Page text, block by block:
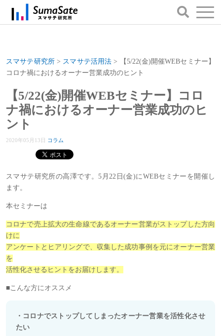
スマサテ研究所> スマサテ活用法 >
【5/22(金)開催WEBセミナー】
コロナ禍におけるオーナー営業成功のヒント
【5/22(金)開催WEBセミナー】コロ
ナ禍におけるオーナー営業成功のヒ
ント
2020年05月13日 コラム
スマサテ研究所の高澤です。5月22日(金)にWEBセミナーを開催し
ます。
本セミナーは
コロナで売上拡大の生命線であるオーナー営業がストップした方向
けに
アンケートとヒアリングで、収集した成功事例を元にオーナー営業
を
活性化させるヒントをお届けします。
■こんな方にオススメ
・コロナでストップしてしまったオーナー営業を活性化させ
たい